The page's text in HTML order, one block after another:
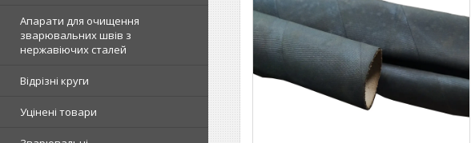
Апарати для очищення
зварювальних швів з
нержавіючих сталей
Відрізні круги
Уцінені товари